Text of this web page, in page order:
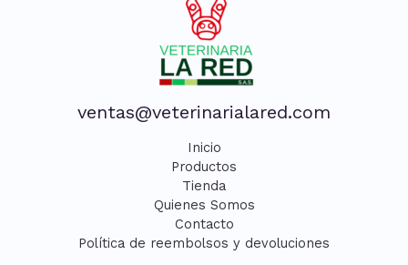
producto
ventas@veterinarialared.com
Inicio
Productos
Tienda
Quienes Somos
Contacto
Política de reembolsos y devoluciones